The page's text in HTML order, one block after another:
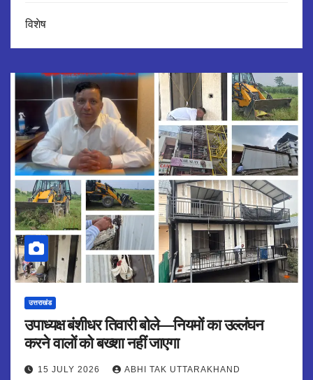
विशेष
उत्तराखंड
उपाध्यक्ष बंशीधर तिवारी बोले—नियमों का उल्लंघन
करने वालों को बख्शा नहीं जाएगा
15 JULY 2026 ABHI TAK UTTARAKHAND